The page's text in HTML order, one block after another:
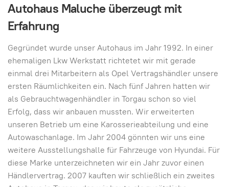
Autohaus Maluche überzeugt mit
Erfahrung
Gegründet wurde unser Autohaus im Jahr 1992. In einer
ehemaligen Lkw Werkstatt richtetet wir mit gerade
einmal drei Mitarbeitern als Opel Vertragshändler unsere
ersten Räumlichkeiten ein. Nach fünf Jahren hatten wir
als Gebrauchtwagenhändler in Torgau schon so viel
Erfolg, dass wir anbauen mussten. Wir erweiterten
unseren Betrieb um eine Karosserieabteilung und eine
Autowaschanlage. Im Jahr 2004 gönnten wir uns eine
weitere Ausstellungshalle für Fahrzeuge von Hyundai. Für
diese Marke unterzeichneten wir ein Jahr zuvor einen
Händlervertrag. 2007 kauften wir schließlich ein zweites